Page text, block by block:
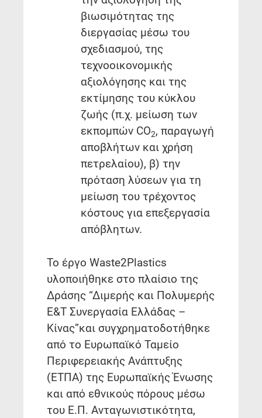
βιωσιμότητας της
διεργασίας μέσω του
σχεδιασμού, της
τεχνοοικονομικής
αξιολόγησης και της
εκτίμησης του κύκλου
ζωής (π.χ. μείωση των
εκπομπών CO2, παραγωγή
αποβλήτων και χρήση
πετρελαίου), β) την
πρόταση λύσεων για τη
μείωση του τρέχοντος
κόστους για επεξεργασία
απόβλητων.
Το έργο Waste2Plastics
υλοποιήθηκε στο πλαίσιο της
Δράσης “Διμερής και Πολυμερής
Ε&Τ Συνεργασία Ελλάδας –
Κίνας”και συγχρηματοδοτήθηκε
από το Ευρωπαϊκό Ταμείο
Περιφερειακής Ανάπτυξης
(ΕΤΠΑ) της Ευρωπαϊκής Ένωσης
και από εθνικούς πόρους μέσω
του Ε.Π. Ανταγωνιστικότητα,